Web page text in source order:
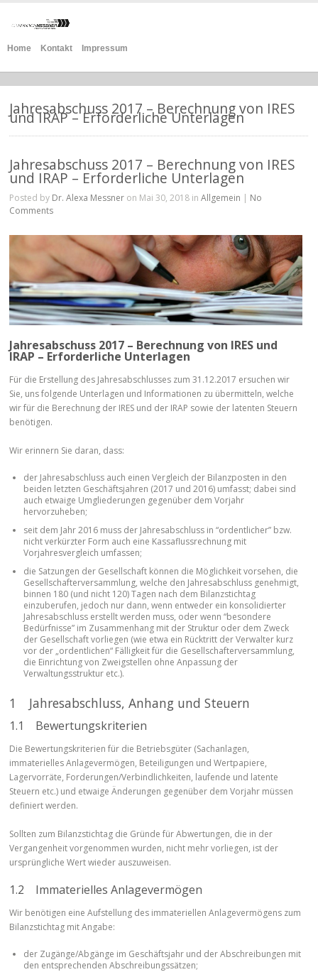
Home Kontakt Impressum
Jahresabschuss 2017 – Berechnung von IRES
und IRAP – Erforderliche Unterlagen
Jahresabschuss 2017 – Berechnung von IRES
und IRAP – Erforderliche Unterlagen
Posted by Dr. Alexa Messner on Mai 30, 2018 inAllgemein
No
Comments
Jahresabschuss 2017 – Berechnung von IRES und
IRAP – Erforderliche Unterlagen
Für die Erstellung des Jahresabschlusses zum 31.12.2017 ersuchen wir
Sie, uns folgende Unterlagen und Informationen zu übermitteln, welche
wir für die Berechnung der IRES und der IRAP sowie der latenten Steuern
benötigen.
Wir erinnern Sie daran, dass:
der Jahresabschluss auch einen Vergleich der Bilanzposten in den
beiden letzten Geschäftsjahren (2017 und 2016) umfasst; dabei sind
auch etwaige Umgliederungen gegenüber dem Vorjahr
hervorzuheben;
seit dem Jahr 2016 muss der Jahresabschluss in “ordentlicher” bzw.
nicht verkürzter Form auch eine Kassaflussrechnung mit
Vorjahresvergleich umfassen;
die Satzungen der Gesellschaft können die Möglichkeit vorsehen, die
Gesellschafterversammlung, welche den Jahresabschluss genehmigt,
binnen 180 (und nicht 120) Tagen nach dem Bilanzstichtag
einzuberufen, jedoch nur dann, wenn entweder ein konsolidierter
Jahresabschluss erstellt werden muss, oder wenn “besondere
Bedürfnisse” im Zusammenhang mit der Struktur oder dem Zweck
der Gesellschaft vorliegen (wie etwa ein Rücktritt der Verwalter kurz
vor der „ordentlichen“ Fälligkeit für die Gesellschafterversammlung,
die Einrichtung von Zweigstellen ohne Anpassung der
Verwaltungsstruktur etc.).
1 Jahresabschluss, Anhang und Steuern
1.1 Bewertungskriterien
Die Bewertungskriterien für die Betriebsgüter (Sachanlagen,
immaterielles Anlagevermögen, Beteiligungen und Wertpapiere,
Lagervorräte, Forderungen/Verbindlichkeiten, laufende und latente
Steuern etc.) und etwaige Änderungen gegenüber dem Vorjahr müssen
definiert werden.
Sollten zum Bilanzstichtag die Gründe für Abwertungen, die in der
Vergangenheit vorgenommen wurden, nicht mehr vorliegen, ist der
ursprüngliche Wert wieder auszuweisen.
1.2 Immaterielles Anlagevermögen
Wir benötigen eine Aufstellung des immateriellen Anlagevermögens zum
Bilanzstichtag mit Angabe:
der Zugänge/Abgänge im Geschäftsjahr und der Abschreibungen mit
den entsprechenden Abschreibungssätzen;